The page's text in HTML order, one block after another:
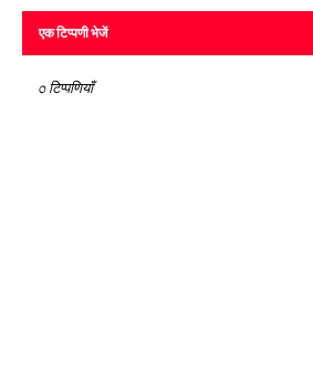
एक टिप्पणी भेजें
0 टिप्पणियाँ